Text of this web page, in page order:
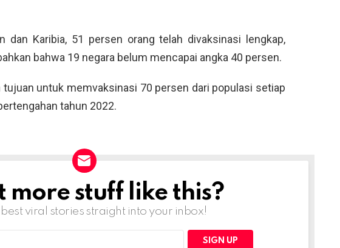
dan Karibia, 51 persen orang telah divaksinasi lengkap,
bahwa 19 negara belum mencapai angka 40 persen.
tujuan untuk memvaksinasi 70 persen dari populasi setiap
tahun 2022.
more stuff like this?
best viral stories straight into your inbox!